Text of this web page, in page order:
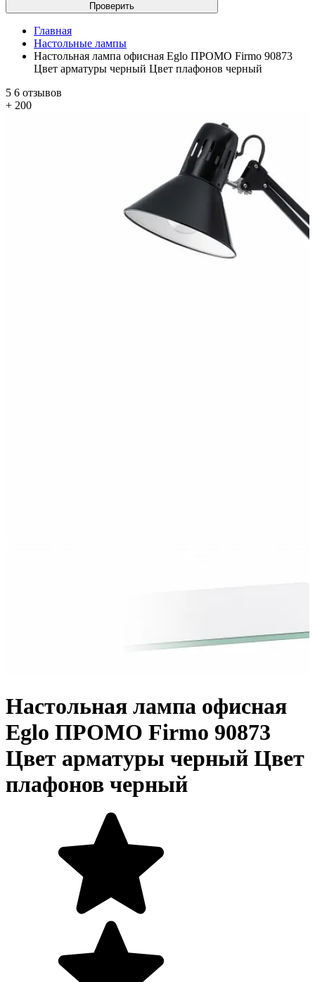
Проверить
Главная
Настольные лампы
Настольная лампа офисная Eglo ПРОМО Firmo 90873
Цвет арматуры черный Цвет плафонов черный
5 6 отзывов
+ 200
Настольная лампа офисная
Eglo ПРОМО Firmo 90873
Цвет арматуры черный Цвет
плафонов черный